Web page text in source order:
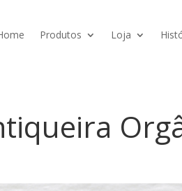
Produtos Loja